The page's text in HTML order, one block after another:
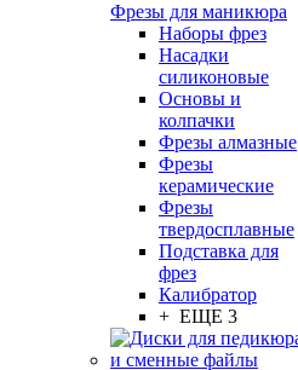
Фрезы для маникюра
Наборы фрез
Насадки
силиконовые
Основы и
колпачки
Фрезы алмазные
Фрезы
керамические
Фрезы
твердосплавные
Подставка для
фрез
Калибратор
+ ЕЩЕ 3